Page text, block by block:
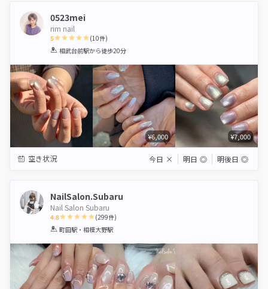
0523mei
rim nail
5
1 2 3 4 5
(10件)
相武台前駅から徒歩20分
¥6,000 ¥7,000
空き状況 今日 × 明日 ◎ 明後日 ◎
NailSalon.Subaru
Nail Salon Subaru
4.8
1 2 3 4 5
(299件)
町田駅・相模大野駅